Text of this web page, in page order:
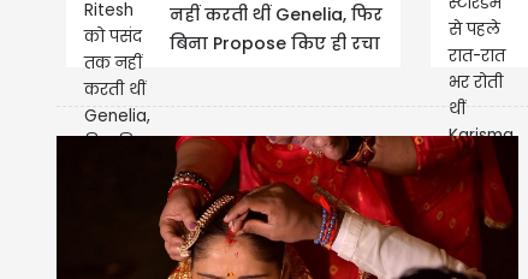
नहीं करती थीं Genelia, फिर
बिना Propose किए ही रचा